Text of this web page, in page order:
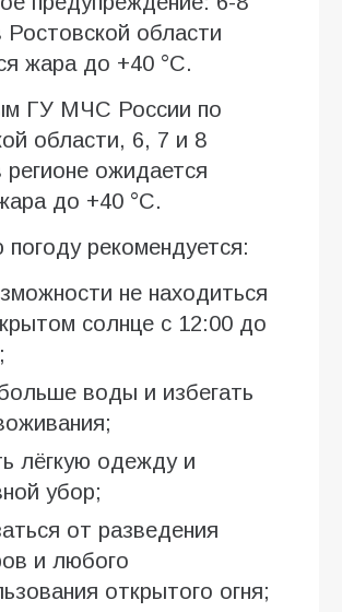
Ростовской области
жара до +40 °C.
ГУ МЧС России по
области, 6, 7 и 8
регионе ожидается
до +40 °C.
рекомендуется:
не находиться
солнце с 12:00 до
воды и избегать
лёгкую одежду и
убор;
от разведения
и любого
открытого огня;